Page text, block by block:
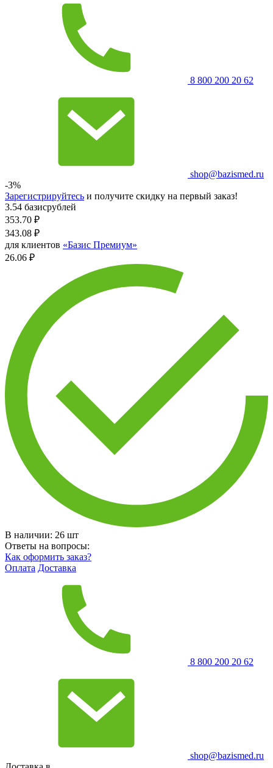
8 800 200 20 62
shop@bazismed.ru
-3%
Зарегистрируйтесь и получите скидку на первый заказ!
3.54 базисрублей
353.70 ₽
343.08 ₽
для клиентов «Базис Премиум»
26.06 ₽
В наличии: 26 шт
Ответы на вопросы:
Как оформить заказ?
Оплата Доставка
8 800 200 20 62
shop@bazismed.ru